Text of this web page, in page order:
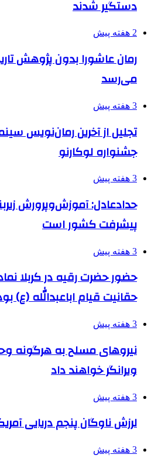
دستگیر شدند
2 هفته پیش
رمان عاشورا بدون پژوهش
می‌رسد
3 هفته پیش
تجلیل از آخرین رمان‌نویس
جشنواره لوکارنو
3 هفته پیش
حدادعادل: آموزش‌وپرورش
پیشرفت کشور است
3 هفته پیش
حضور حضرت رقیه در کربلا
حقانیت قیام اباعبدالله (ع)
3 هفته پیش
نیروهای مسلح به هرگونه
ویرانگر خواهند داد
3 هفته پیش
لرزش ناوگان پنجم دریایی
3 هفته پیش